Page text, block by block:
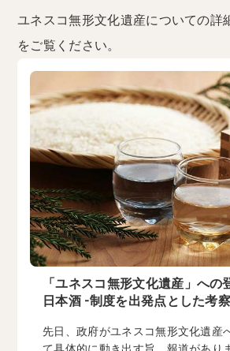
ユネスコ無形文化遺産についての詳
をご覧ください。
「ユネスコ無形文化遺産」への
日本酒 -制度を出発点とした考
先日、政府がユネスコ無形文化遺産
て具体的に動き出す旨、報道があり